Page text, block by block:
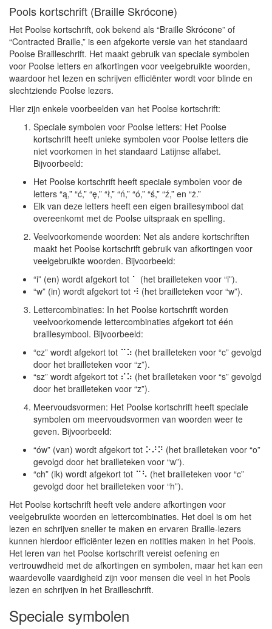
Pools kortschrift (Braille Skrócone)
Het Poolse kortschrift, ook bekend als “Braille Skrócone” of
“Contracted Braille,” is een afgekorte versie van het standaard
Poolse Brailleschrift. Het maakt gebruik van speciale symbolen
voor Poolse letters en afkortingen voor veelgebruikte woorden,
waardoor het lezen en schrijven efficiënter wordt voor blinde en
slechtziende Poolse lezers.
Hier zijn enkele voorbeelden van het Poolse kortschrift:
Speciale symbolen voor Poolse letters: Het Poolse
kortschrift heeft unieke symbolen voor Poolse letters die
niet voorkomen in het standaard Latijnse alfabet.
Bijvoorbeeld:
Het Poolse kortschrift heeft speciale symbolen voor de
letters “ą,” “ć,” “ę,” “ł,” “ń,” “ó,” “ś,” “ź,” en “ż.”
Elk van deze letters heeft een eigen braillesymbool dat
overeenkomt met de Poolse uitspraak en spelling.
Veelvoorkomende woorden: Net als andere kortschriften
maakt het Poolse kortschrift gebruik van afkortingen voor
veelgebruikte woorden. Bijvoorbeeld:
“i” (en) wordt afgekort tot ⠁ (het brailleteken voor “i”).
“w” (in) wordt afgekort tot ⠺ (het brailleteken voor “w”).
Lettercombinaties: In het Poolse kortschrift worden
veelvoorkomende lettercombinaties afgekort tot één
braillesymbool. Bijvoorbeeld:
“cz” wordt afgekort tot ⠉⠵ (het brailleteken voor “c” gevolgd
door het brailleteken voor “z”).
“sz” wordt afgekort tot ⠎⠵ (het brailleteken voor “s” gevolgd
door het brailleteken voor “z”).
Meervoudsvormen: Het Poolse kortschrift heeft speciale
symbolen om meervoudsvormen van woorden weer te
geven. Bijvoorbeeld:
“ów” (van) wordt afgekort tot ⠕⠜⠝ (het brailleteken voor “o”
gevolgd door het brailleteken voor “w”).
“ch” (ik) wordt afgekort tot ⠉⠣ (het brailleteken voor “c”
gevolgd door het brailleteken voor “h”).
Het Poolse kortschrift heeft vele andere afkortingen voor
veelgebruikte woorden en lettercombinaties. Het doel is om het
lezen en schrijven sneller te maken en ervaren Braille-lezers
kunnen hierdoor efficiënter lezen en notities maken in het Pools.
Het leren van het Poolse kortschrift vereist oefening en
vertrouwdheid met de afkortingen en symbolen, maar het kan een
waardevolle vaardigheid zijn voor mensen die veel in het Pools
lezen en schrijven in het Brailleschrift.
Speciale symbolen